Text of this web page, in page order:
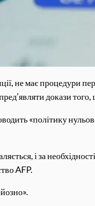
не має процедури
докази
«політику
і за
AFP.